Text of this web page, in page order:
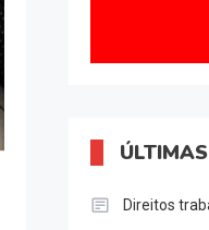
Direitos